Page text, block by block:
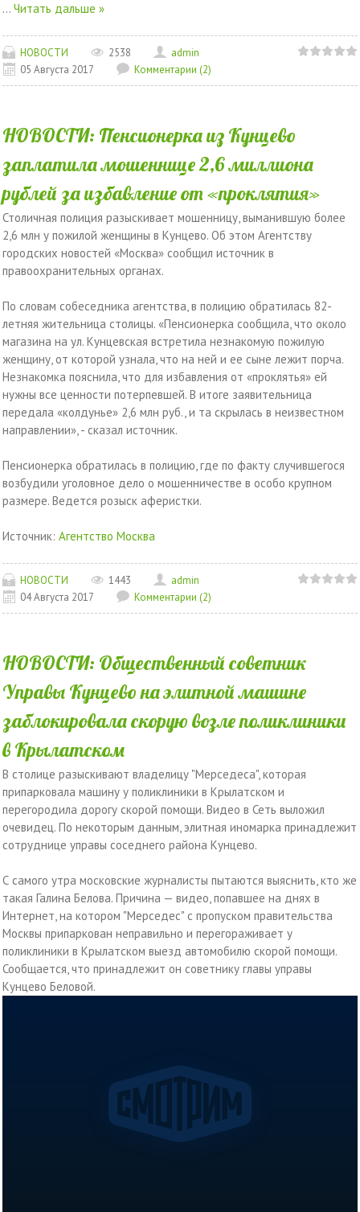
... Читать дальше »
НОВОСТИ 2538
admin
05 Августа 2017
Комментарии (2)
НОВОСТИ: Пенсионерка из Кунцево
заплатила мошеннице 2,6 миллиона
рублей за избавление от «проклятия»
Столичная полиция разыскивает мошенницу, выманившую более
2,6 млн у пожилой женщины в Кунцево. Об этом Агентству
городских новостей «Москва» сообщил источник в
правоохранительных органах.
По словам собеседника агентства, в полицию обратилась 82-
летняя жительница столицы. «Пенсионерка сообщила, что около
магазина на ул. Кунцевская встретила незнакомую пожилую
женщину, от которой узнала, что на ней и ее сыне лежит порча.
Незнакомка пояснила, что для избавления от «проклятья» ей
нужны все ценности потерпевшей. В итоге заявительница
передала «колдунье» 2,6 млн руб., и та скрылась в неизвестном
направлении», - сказал источник.
Пенсионерка обратилась в полицию, где по факту случившегося
возбудили уголовное дело о мошенничестве в особо крупном
размере. Ведется розыск аферистки.
Источник: Агентство Москва
НОВОСТИ 1443
admin
04 Августа 2017
Комментарии (2)
НОВОСТИ: Общественный советник
Управы Кунцево на элитной машине
заблокировала скорую возле поликлиники
в Крылатском
В столице разыскивают владелицу "Мерседеса", которая
припарковала машину у поликлиники в Крылатском и
перегородила дорогу скорой помощи. Видео в Сеть выложил
очевидец. По некоторым данным, элитная иномарка принадлежит
сотруднице управы соседнего района Кунцево.
С самого утра московские журналисты пытаются выяснить, кто же
такая Галина Белова. Причина — видео, попавшее на днях в
Интернет, на котором "Мерседес" с пропуском правительства
Москвы припаркован неправильно и перегораживает у
поликлиники в Крылатском выезд автомобилю скорой помощи.
Сообщается, что принадлежит он советнику главы управы
Кунцево Беловой.